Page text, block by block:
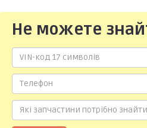
Не можете